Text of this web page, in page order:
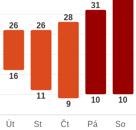
26
16
26
11
28
9
31
10 10
Út St Čt Pá So